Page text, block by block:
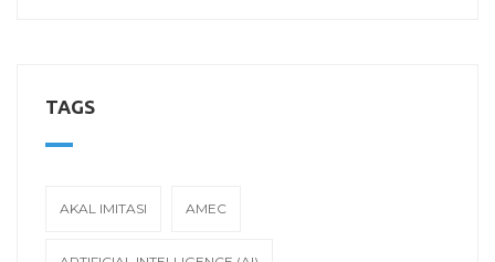
TAGS
AKAL IMITASI AMEC